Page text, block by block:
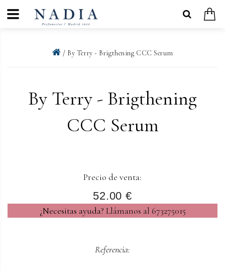
/ By Terry - Brigthening CCC Serum
By Terry - Brigthening
CCC Serum
Precio de venta:
52.00 €
¿Necesitas ayuda? Llámanos al 673275015
Referencia: